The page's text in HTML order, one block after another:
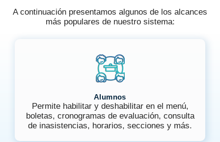
A continuación presentamos algunos de los alcances
más populares de nuestro sistema:
Alumnos
Permite habilitar y deshabilitar en el menú,
boletas, cronogramas de evaluación, consulta
de inasistencias, horarios, secciones y más.